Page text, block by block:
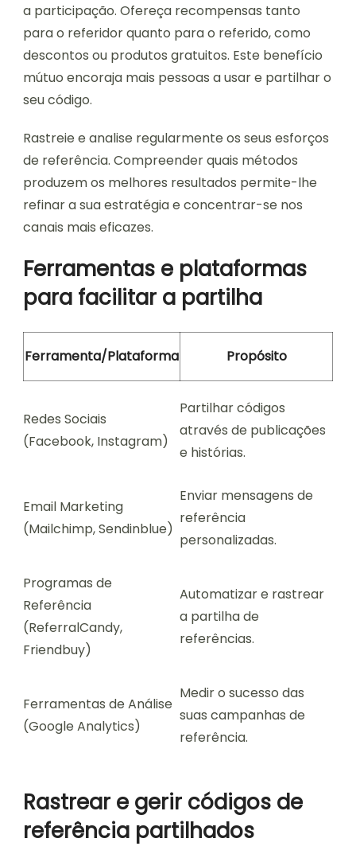
a participação. Ofereça recompensas tanto
para o referidor quanto para o referido, como
descontos ou produtos gratuitos. Este benefício
mútuo encoraja mais pessoas a usar e partilhar o
seu código.
Rastreie e analise regularmente os seus esforços
de referência. Compreender quais métodos
produzem os melhores resultados permite-lhe
refinar a sua estratégia e concentrar-se nos
canais mais eficazes.
Ferramentas e plataformas
para facilitar a partilha
Ferramenta/Plataforma Propósito
Redes Sociais
(Facebook, Instagram)
Partilhar códigos
através de publicações
e histórias.
Email Marketing
(Mailchimp, Sendinblue)
Enviar mensagens de
referência
personalizadas.
Programas de
Referência
(ReferralCandy,
Friendbuy)
Automatizar e rastrear
a partilha de
referências.
Ferramentas de Análise
(Google Analytics)
Medir o sucesso das
suas campanhas de
referência.
Rastrear e gerir códigos de
referência partilhados